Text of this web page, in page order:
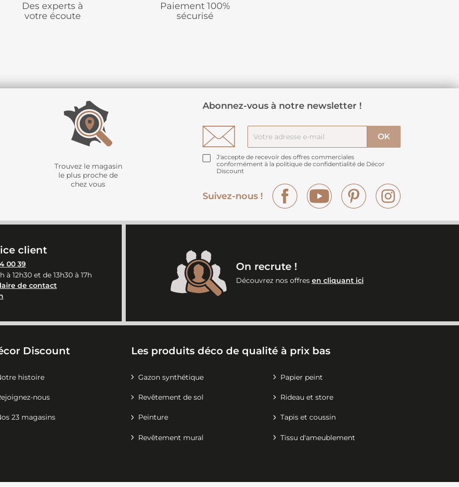
Des experts à
votre écoute
Paiement 100%
sécurisé
Trouvez le magasin
le plus proche de
chez vous
Abonnez-vous à notre newsletter !
J'accepte de recevoir des offres commerciales
conformément à la politique de confidentialité de Décor
Discount
Suivez-nous !
Facebook YouTube Pinterest
client
00 39
12h30 et de 13h30 à 17h
de contact
On recrute !
Découvrez nos offres en cliquant ici
Discount
histoire
nous
23 magasins
Les produits déco de qualité à prix bas
Gazon synthétique Papier peint
Revêtement de sol Rideau et store
Peinture Tapis et coussin
Revêtement mural Tissu d'ameublement